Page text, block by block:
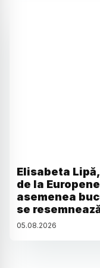
Elisabeta
de la
asemenea
se
05.08.2026